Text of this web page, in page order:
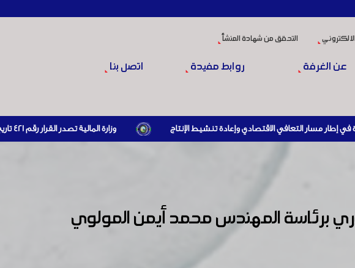
التحقق من شهادة المنشأ
عن الغرفة روابط مفيدة اتصل بنا
وزارة المالية تصدر القرار رقم 421 تاريخ 24/3/2026 المتضمن الزام المستوردين بإبراز براءة ذمة مالية سارية صادرة عن الهيئة العامة للضرائب والرسوم أو مديرياتها عند القيام بعمليات الاستيراد
برئاسة المهندس محمد أيمن المولوي